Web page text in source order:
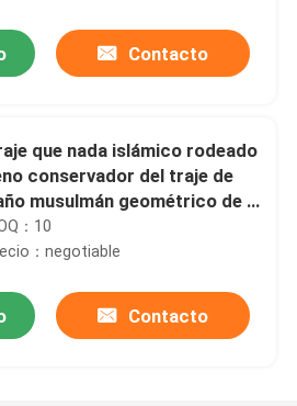
Contacto
que nada islámico rodeado
conservador del traje de
musulmán geométrico de la
：10
：negotiable
Contacto
Cintura atractiva de costura de las mujeres del mono de Mesh Black Lingerie Set Bound